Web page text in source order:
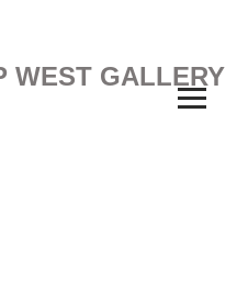
WEST GALLERY